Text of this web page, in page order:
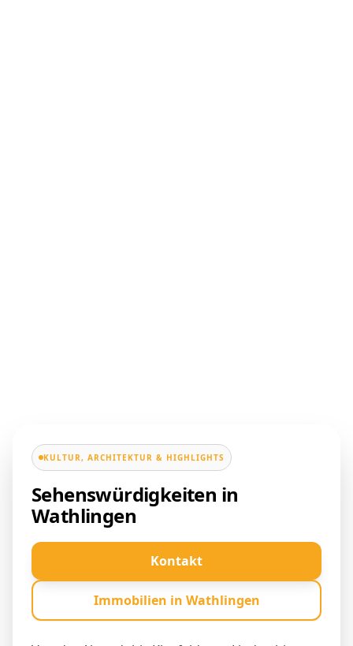
KULTUR, ARCHITEKTUR & HIGHLIGHTS
Sehenswürdigkeiten in
Wathlingen
Kontakt
Immobilien in Wathlingen